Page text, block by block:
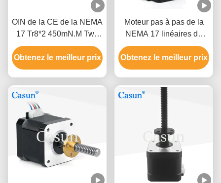
OIN de la CE de la NEMA
17 Tr8*2 450mN.M Two
Phase de moteur pas à
pas de vis de boule
Obtenez le meilleur prix
Moteur pas à pas de la
NEMA 17 linéaires de
Casun 34mm avec la vis
sans fin 42mm 6.4V
1.28A
Obtenez le meilleur prix